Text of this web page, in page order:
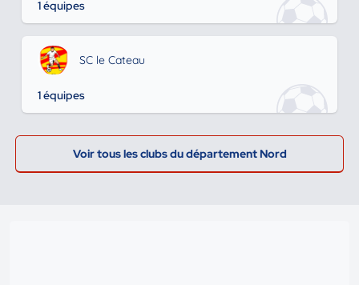
1 équipes
SC le Cateau
1 équipes
Voir tous les clubs du département Nord